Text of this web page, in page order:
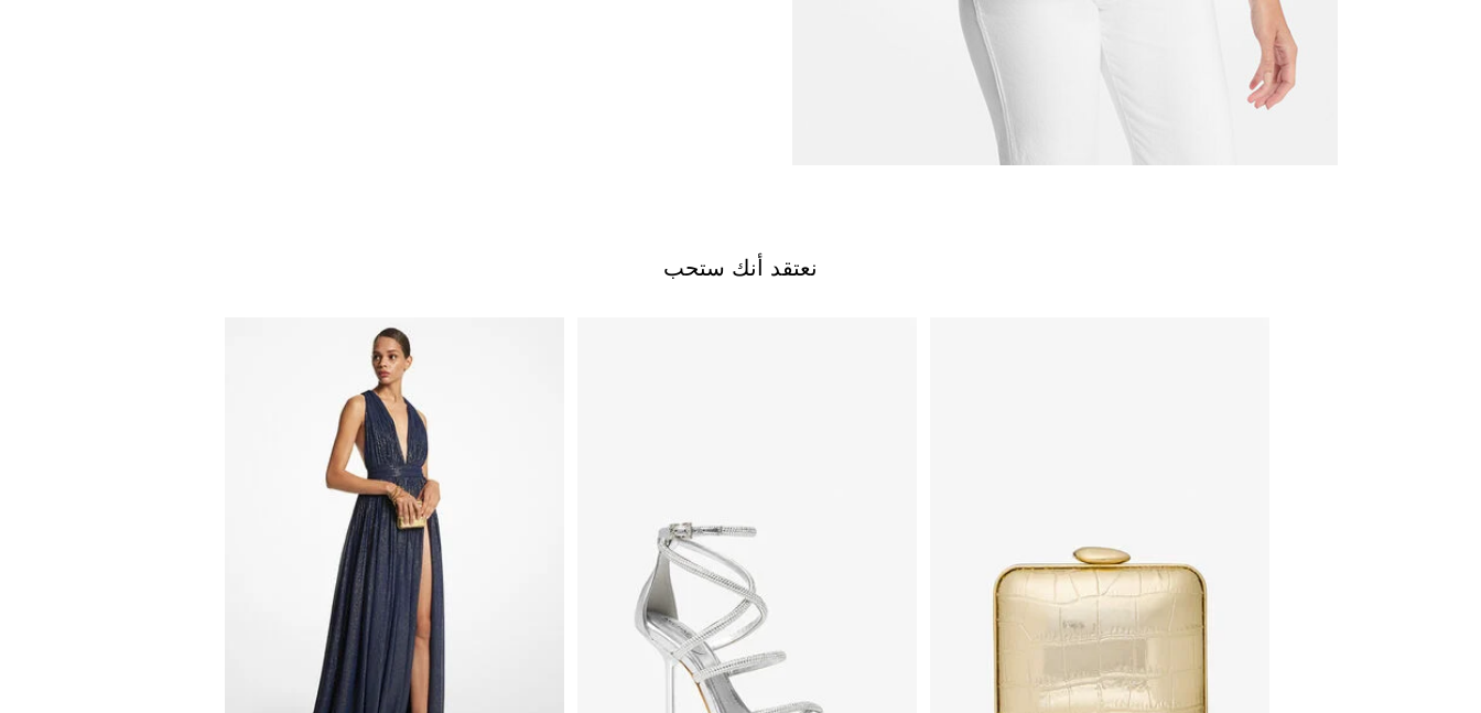
نعتقد أنك ستحب